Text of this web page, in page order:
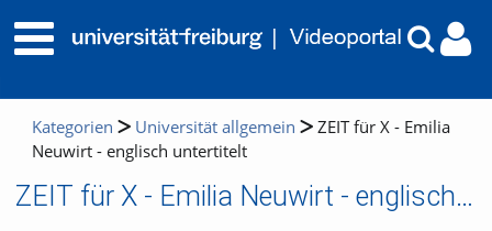
Kategorien Universität allgemein
ZEIT für X - Emilia
Neuwirt - englisch untertitelt
ZEIT für X - Emilia Neuwirt - englisch untertitelt